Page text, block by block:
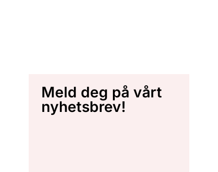
Meld deg på vårt
nyhetsbrev!